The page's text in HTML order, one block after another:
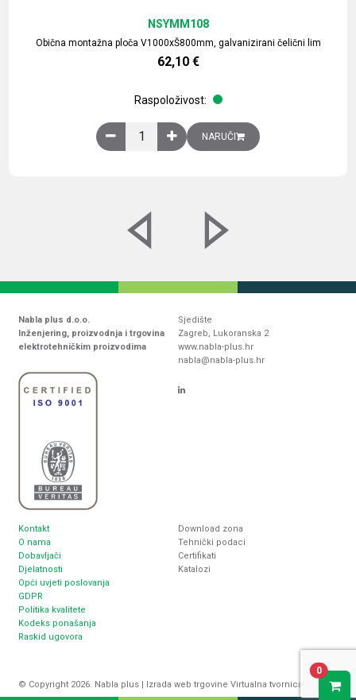
Obična montažna ploča V1000xŠ800mm, galvanizirani čelični lim
NSYMM108
62,10 €
Raspoloživost:
Obična montažna ploča V1000xŠ800mm,
NARUČI
Nabla plus d.o.o.
Inženjering, proizvodnja i trgovina
elektrotehničkim proizvodima
Sjedište
Zagreb, Lukoranska 2
www.nabla-plus.hr
nabla@nabla-plus.hr
Kontakt
O nama
Dobavljači
Djelatnosti
Opći uvjeti poslovanja
GDPR
Politika kvalitete
Kodeks ponašanja
Raskid ugovora
Download zona
Tehnički podaci
Certifikati
Katalozi
© Copyright 2026. Nabla plus | Izrada web trgovine Virtualna tvornica
0